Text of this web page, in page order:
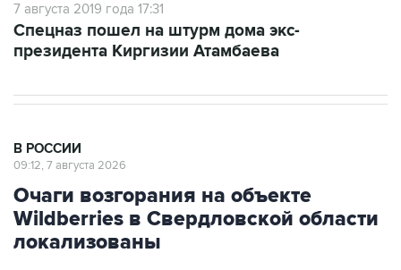
7 августа 2019 года 17:31
Спецназ пошел на штурм дома экс-
президента Киргизии Атамбаева
В РОССИИ
09:12, 7 августа 2026
Очаги возгорания на объекте
Wildberries в Свердловской области
локализованы